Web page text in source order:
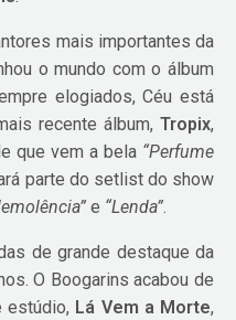
mais importantes da
o mundo com o álbum
elogiados, Céu está
recente álbum, Tropix,
que vem a bela “Perfume
parte do setlist do show
e “Lenda”.
de grande destaque da
O Boogarins acabou de
estúdio, Lá Vem a Morte,